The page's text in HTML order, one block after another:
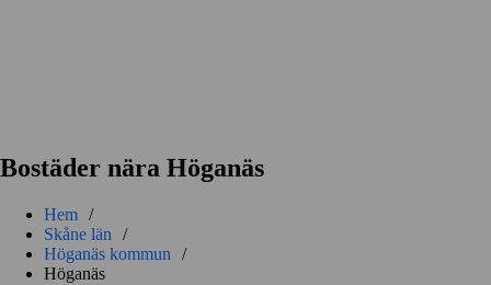
Bostäder nära Höganäs
Hem /
Skåne län
/
Höganäs kommun
/
Höganäs